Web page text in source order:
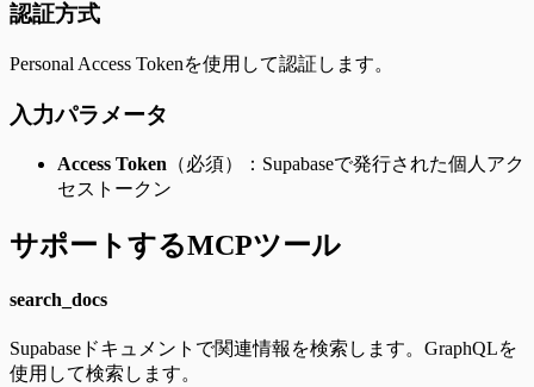
認証方式
Personal Access Tokenを使用して認証します。
入力パラメータ
Access Token （必須）：Supabaseで発行された個人アク
セストークン
サポートするMCPツール
search_docs
Supabaseドキュメントで関連情報を検索します。GraphQLを
使用して検索します。